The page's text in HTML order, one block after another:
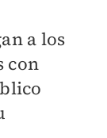
a los
con